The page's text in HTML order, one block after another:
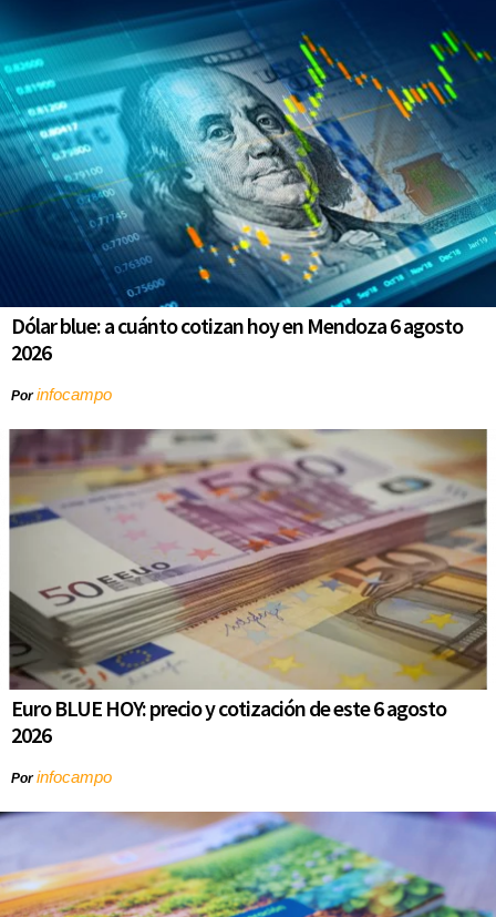
Dólar blue: a cuánto cotizan hoy en Mendoza 6 agosto
2026
Porinfocampo
Euro BLUE HOY: precio y cotización de este 6 agosto
2026
Porinfocampo